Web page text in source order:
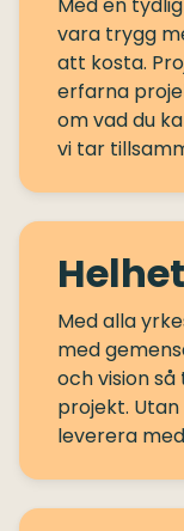
vara trygg
att kosta.
erfarna
om vad du
Med alla
med
och vision
projekt.